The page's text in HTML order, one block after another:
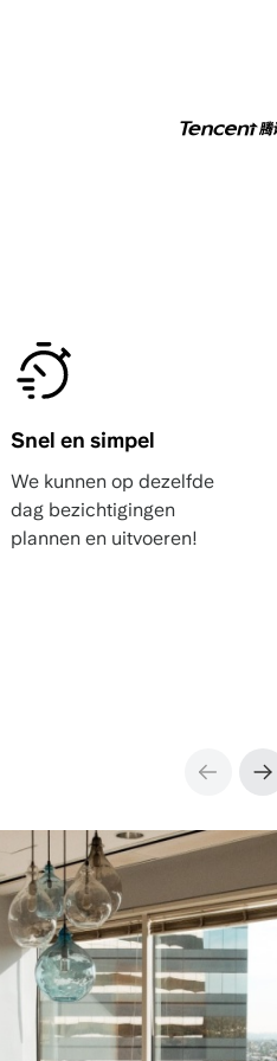
Snel en simpel
We kunnen op dezelfde
dag bezichtigingen
plannen en uitvoeren!
›